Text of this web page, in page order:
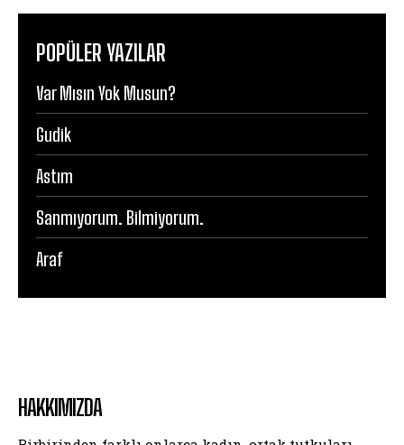
POPÜLER YAZILAR
Var Mısın Yok Musun?
Gudik
Astım
Sanmıyorum. Bilmiyorum.
Araf
HAKKIMIZDA